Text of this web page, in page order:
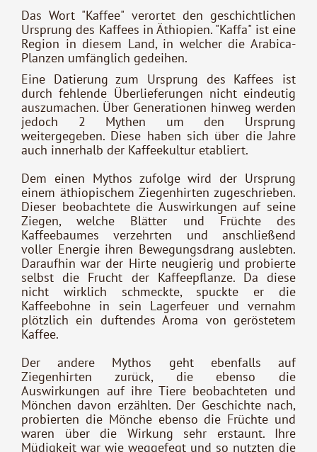
Das Wort "Kaffee" verortet den geschichtlichen
Ursprung des Kaffees in Äthiopien. "Kaffa" ist eine
Region in diesem Land, in welcher die Arabica-
Planzen umfänglich gedeihen.
Eine Datierung zum Ursprung des Kaffees ist
durch fehlende Überlieferungen nicht eindeutig
auszumachen. Über Generationen hinweg werden
jedoch 2 Mythen um den Ursprung
weitergegeben. Diese haben sich über die Jahre
auch innerhalb der Kaffeekultur etabliert.
Dem einen Mythos zufolge wird der Ursprung
einem äthiopischem Ziegenhirten zugeschrieben.
Dieser beobachtete die Auswirkungen auf seine
Ziegen, welche Blätter und Früchte des
Kaffeebaumes verzehrten und anschließend
voller Energie ihren Bewegungsdrang auslebten.
Daraufhin war der Hirte neugierig und probierte
selbst die Frucht der Kaffeepflanze. Da diese
nicht wirklich schmeckte, spuckte er die
Kaffeebohne in sein Lagerfeuer und vernahm
plötzlich ein duftendes Aroma von geröstetem
Kaffee.
Der andere Mythos geht ebenfalls auf
Ziegenhirten zurück, die ebenso die
Auswirkungen auf ihre Tiere beobachteten und
Mönchen davon erzählten. Der Geschichte nach,
probierten die Mönche ebenso die Früchte und
waren über die Wirkung sehr erstaunt. Ihre
Müdigkeit war wie weggefegt und so nutzten die